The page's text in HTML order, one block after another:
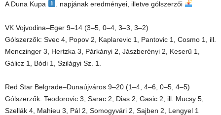
A Duna Kupa . napjának eredményei, illetve gólszerzői
VK Vojvodina–Eger 9–14 (3–5, 0–4, 3–3, 3–2)
Gólszerzők: Svec 4, Popov 2, Kaplarevic 1, Pantovic 1, Cosmo 1, ill.
Menczinger 3, Hertzka 3, Párkányi 2, Jászberényi 2, Keserű 1,
Gálicz 1, Bódi 1, Szilágyi Sz. 1.
Red Star Belgrade–Dunaújváros 9–20 (1–4, 4–6, 0–5, 4–5)
Gólszerzők: Teodorovic 3, Sarac 2, Dias 2, Gasic 2, ill. Mucsy 5,
Szellák 4, Mahieu 3, Pál 2, Somogyvári 2, Sajben 2, Lengyel 1